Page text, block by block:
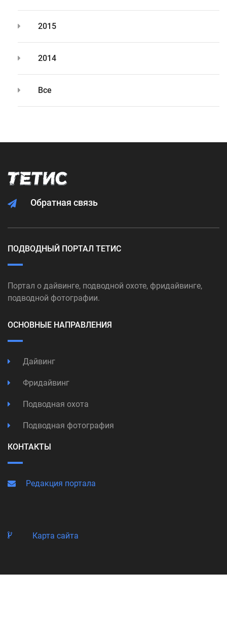
2015
2014
Все
Обратная связь
ПОДВОДНЫЙ ПОРТАЛ ТЕТИС
Портал о дайвинге, подводной охоте, фридайвинге,
подводной фотографии.
ОСНОВНЫЕ НАПРАВЛЕНИЯ
Дайвинг
Фридайвинг
Подводная охота
Подводная фотография
КОНТАКТЫ
Редакция портала
Карта сайта